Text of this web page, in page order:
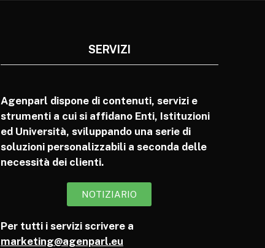
SERVIZI
Agenparl dispone di contenuti, servizi e
strumenti a cui si affidano Enti, Istituzioni
ed Università, sviluppando una serie di
soluzioni personalizzabili a seconda delle
necessità dei clienti.
NOTIZIARIO
Per tutti i servizi scrivere a
marketing@agenparl.eu